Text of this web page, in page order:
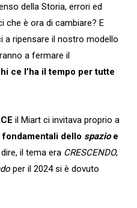
della Storia, errori ed
che è ora di cambiare? E
a ripensare il nostro modello
a fermare il
ce l’ha il tempo per tutte
il Miart ci invitava proprio a
dello spazioe
il tema era CRESCENDO,
per il 2024 si è dovuto